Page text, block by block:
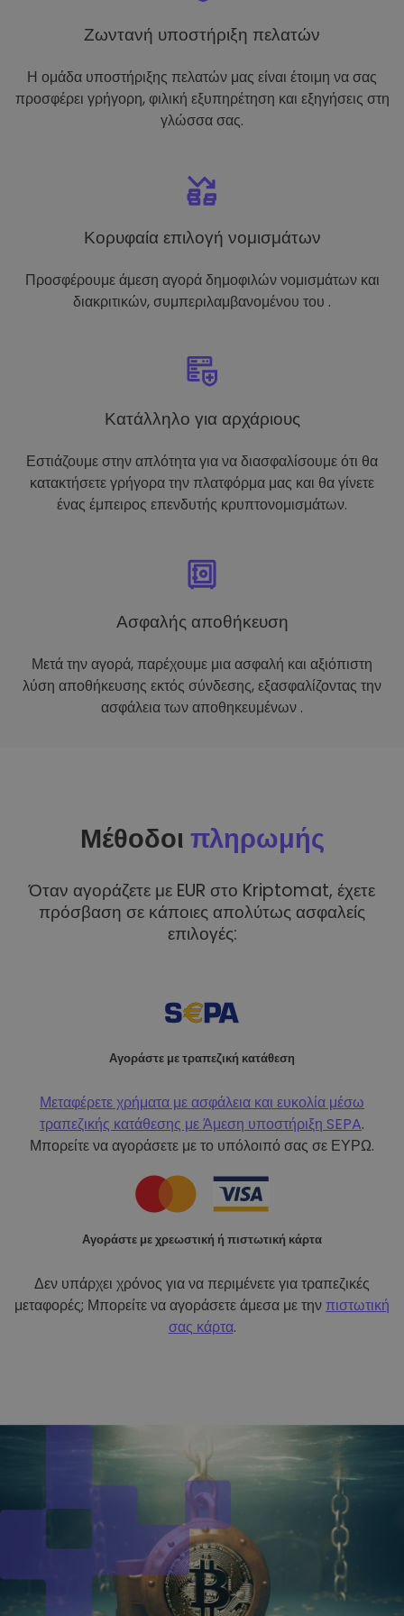
Ζωντανή υποστήριξη πελατών
Η ομάδα υποστήριξης πελατών μας είναι έτοιμη να σας
προσφέρει γρήγορη, φιλική εξυπηρέτηση και εξηγήσεις στη
γλώσσα σας.
Κορυφαία επιλογή νομισμάτων
Προσφέρουμε άμεση αγορά δημοφιλών νομισμάτων και
διακριτικών, συμπεριλαμβανομένου του .
Κατάλληλο για αρχάριους
Εστιάζουμε στην απλότητα για να διασφαλίσουμε ότι θα
κατακτήσετε γρήγορα την πλατφόρμα μας και θα γίνετε
ένας έμπειρος επενδυτής κρυπτονομισμάτων.
Ασφαλής αποθήκευση
Μετά την αγορά, παρέχουμε μια ασφαλή και αξιόπιστη
λύση αποθήκευσης εκτός σύνδεσης, εξασφαλίζοντας την
ασφάλεια των αποθηκευμένων .
Μέθοδοι πληρωμής
Όταν αγοράζετε με EUR στο Kriptomat, έχετε
πρόσβαση σε κάποιες απολύτως ασφαλείς
επιλογές:
Αγοράστε με τραπεζική κατάθεση
Μεταφέρετε χρήματα με ασφάλεια και ευκολία μέσω
τραπεζικής κατάθεσης μεΆμεση υποστήριξη SEPA.
Μπορείτε να αγοράσετε με το υπόλοιπό σας σε ΕΥΡΩ.
Αγοράστε με χρεωστική ή πιστωτική κάρτα
Δεν υπάρχει χρόνος για να περιμένετε για τραπεζικές
μεταφορές; Μπορείτε να αγοράσετε άμεσα με τηνπιστωτική
σας κάρτα.